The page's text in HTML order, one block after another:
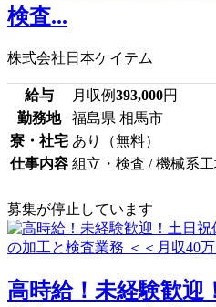
検査...
株式会社日本ケイテム
給与 月収例393,000円
勤務地
福島県 相馬市
寮・社宅 あり（無料）
仕事内容 組立・検査 / 機械系工
募集が停止しています
高時給！未経験歓迎